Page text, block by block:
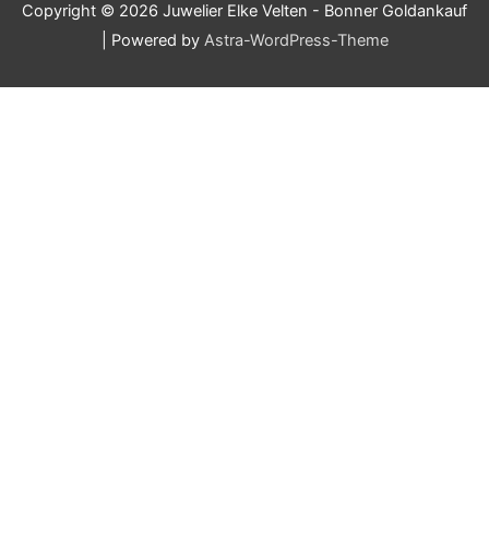
Copyright © 2026 Juwelier Elke Velten - Bonner Goldankauf
| Powered by Astra-WordPress-Theme